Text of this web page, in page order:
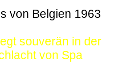
von Belgien 1963
souverän in der
von Spa